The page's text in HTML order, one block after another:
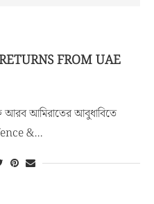
FROM UAE
আরব আমিরাতের আবুধাবিতে
&…